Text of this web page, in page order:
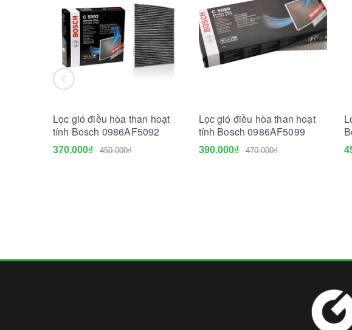
Lọc gió điều hòa than hoạt
tính Bosch 0986AF5092
370.000₫ 450.000₫
Lọc gió điều hòa than hoạt
tính Bosch 0986AF5099
390.000₫ 470.000₫